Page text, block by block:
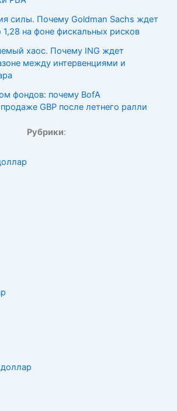
силы. Почему Goldman Sachs ждет
1,28 на фоне фискальных рисков
хаос. Почему ING ждет
между интервенциями и
фондов: почему BofA
GBP после летнего ралли
Рубрики: